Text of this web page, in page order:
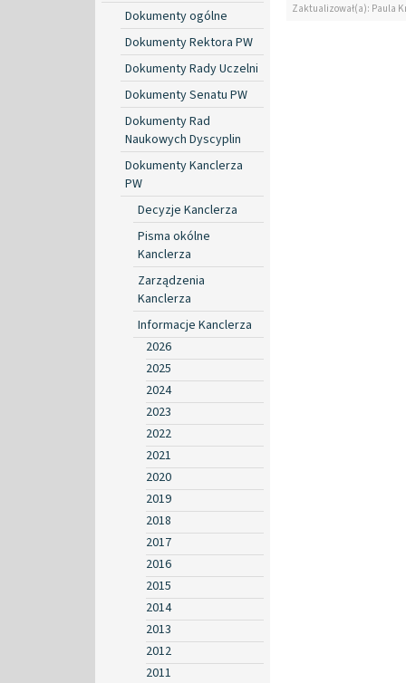
Dokumenty ogólne
Dokumenty Rektora PW
Dokumenty Rady Uczelni
Dokumenty Senatu PW
Dokumenty Rad
Naukowych Dyscyplin
Dokumenty Kanclerza
PW
Decyzje Kanclerza
Pisma okólne
Kanclerza
Zarządzenia
Kanclerza
Informacje Kanclerza
2026
2025
2024
2023
2022
2021
2020
2019
2018
2017
2016
2015
2014
2013
2012
2011
Zaktualizował(a): Paula